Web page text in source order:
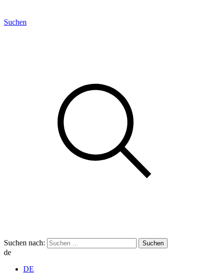
Suchen
Suchen nach:
de
DE